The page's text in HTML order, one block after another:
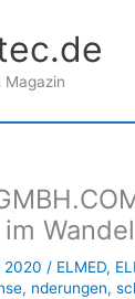
Magazin
2020 / ELMED,
, nderungen,